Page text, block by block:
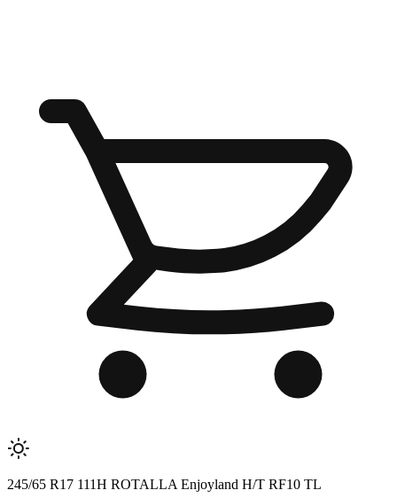
245/65 R17 111H ROTALLA Enjoyland H/T RF10 TL